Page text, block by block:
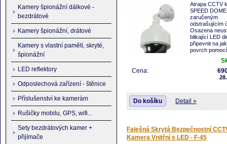
Atrapa CCTV
SPEED
zaručeným
odstrašujícím
Osazena
blikající LED
připevnit na
povrch pomocí
- Materiál: Plast
- Stupeň krytí IP: IP65
Cena:
Do košíku Detail »
Falešná Skrytá Bezpečnostní
Kamera Vnitřní s LED - F-45
Kamery špionážní dálkové -
bezdrátové
Kamery špionážní, drátové
Kamery s vlastní pamětí, skryté,
špionážní
LED reflektory
Odposlechová zařízení - štěnice
Příslušenství ke kamerám
Rušičky mobilu, GPS, wifi...
Sety bezdrátových kamer +
přijímače